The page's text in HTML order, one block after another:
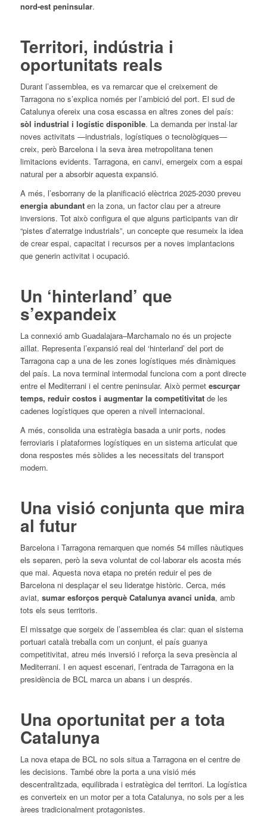
nord-est peninsular.
Territori, indústria i
oportunitats reals
Durant l’assemblea, es va remarcar que el creixement de
Tarragona no s’explica només per l’ambició del port. El sud de
Catalunya ofereix una cosa escassa en altres zones del país:
sòl industrial i logístic disponible. La demanda per instal·lar
noves activitats —industrials, logístiques o tecnològiques—
creix, però Barcelona i la seva àrea metropolitana tenen
limitacions evidents. Tarragona, en canvi, emergeix com a espai
natural per a absorbir aquesta expansió.
A més, l’esborrany de la planificació elèctrica 2025-2030 preveu
energia abundanten la zona, un factor clau per a atreure
inversions. Tot això configura el que alguns participants van dir
“pistes d’aterratge industrials”, un concepte que resumeix la idea
de crear espai, capacitat i recursos per a noves implantacions
que generin activitat i ocupació.
Un ‘hinterland’ que
s’expandeix
La connexió amb Guadalajara–Marchamalo no és un projecte
aïllat. Representa l’expansió real del ‘hinterland’ del port de
Tarragona cap a una de les zones logístiques més dinàmiques
del país. La nova terminal intermodal funciona com a pont directe
entre el Mediterrani i el centre peninsular. Això permet escurçar
temps, reduir costos i augmentar la competitivitatde les
cadenes logístiques que operen a nivell internacional.
A més, consolida una estratègia basada a unir ports, nodes
ferroviaris i plataformes logístiques en un sistema articulat que
dona respostes més sòlides a les necessitats del transport
modern.
Una visió conjunta que mira
al futur
Barcelona i Tarragona remarquen que només 54 milles nàutiques
els separen, però la seva voluntat de col·laborar els acosta més
que mai. Aquesta nova etapa no pretén reduir el pes de
Barcelona ni desplaçar el seu lideratge històric. Cerca, més
aviat, sumar esforços perquè Catalunya avanci unida, amb
tots els seus territoris.
El missatge que sorgeix de l’assemblea és clar: quan el sistema
portuari català treballa com un conjunt, el país guanya
competitivitat, atreu més inversió i reforça la seva presència al
Mediterrani. I en aquest escenari, l’entrada de Tarragona en la
presidència de BCL marca un abans i un després.
Una oportunitat per a tota
Catalunya
La nova etapa de BCL no sols situa a Tarragona en el centre de
les decisions. També obre la porta a una visió més
descentralitzada, equilibrada i estratègica del territori. La logística
es converteix en un motor per a tota Catalunya, no sols per a les
àrees tradicionalment protagonistes.